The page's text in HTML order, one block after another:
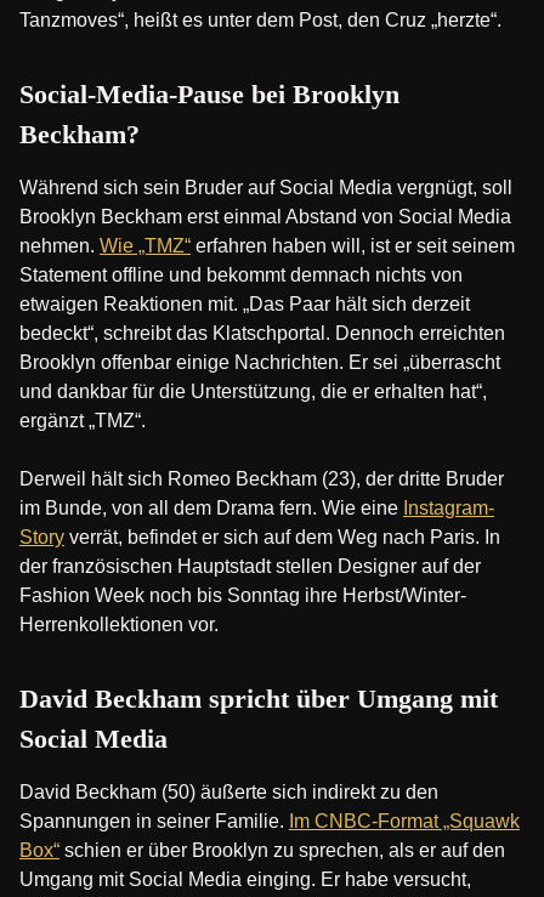
Tanzmoves“, heißt es unter dem Post, den Cruz „herzte“.
Social-Media-Pause bei Brooklyn
Beckham?
Während sich sein Bruder auf Social Media vergnügt, soll
Brooklyn Beckham erst einmal Abstand von Social Media
nehmen. Wie „TMZ“ erfahren haben will, ist er seit seinem
Statement offline und bekommt demnach nichts von
etwaigen Reaktionen mit. „Das Paar hält sich derzeit
bedeckt“, schreibt das Klatschportal. Dennoch erreichten
Brooklyn offenbar einige Nachrichten. Er sei „überrascht
und dankbar für die Unterstützung, die er erhalten hat“,
ergänzt „TMZ“.
Derweil hält sich Romeo Beckham (23), der dritte Bruder
im Bunde, von all dem Drama fern. Wie eine Instagram-
Story verrät, befindet er sich auf dem Weg nach Paris. In
der französischen Hauptstadt stellen Designer auf der
Fashion Week noch bis Sonntag ihre Herbst/Winter-
Herrenkollektionen vor.
David Beckham spricht über Umgang mit
Social Media
David Beckham (50) äußerte sich indirekt zu den
Spannungen in seiner Familie. Im CNBC-Format „Squawk
Box“ schien er über Brooklyn zu sprechen, als er auf den
Umgang mit Social Media einging. Er habe versucht,